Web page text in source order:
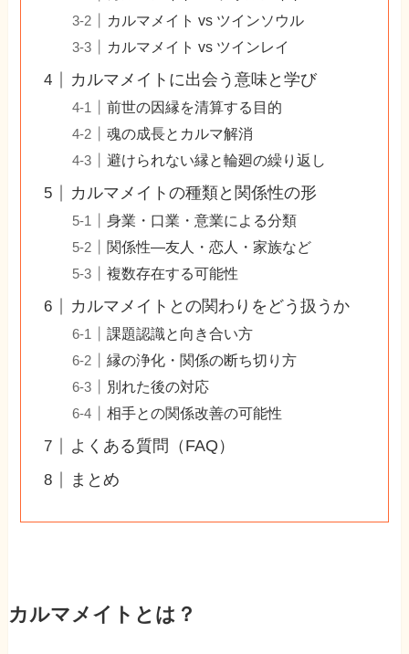
カルマメイト vs ツインソウル
カルマメイト vs ツインレイ
カルマメイトに出会う意味と学び
前世の因縁を清算する目的
魂の成長とカルマ解消
避けられない縁と輪廻の繰り返し
カルマメイトの種類と関係性の形
身業・口業・意業による分類
関係性—友人・恋人・家族など
複数存在する可能性
カルマメイトとの関わりをどう扱うか
課題認識と向き合い方
縁の浄化・関係の断ち切り方
別れた後の対応
相手との関係改善の可能性
よくある質問（FAQ）
まとめ
カルマメイトとは？